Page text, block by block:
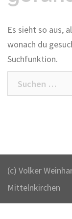
Es sieht so aus,
wonach du
Suchfunktion.
Suchen
nach:
(c) Volker
Mittelnkirchen